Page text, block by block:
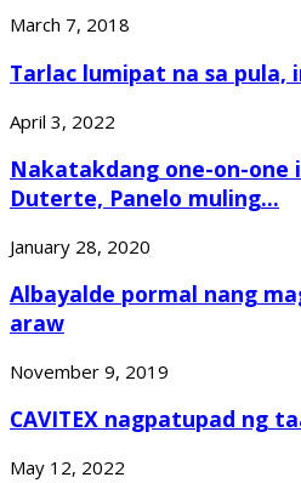
March 7, 2018
Tarlac lumipat na sa pula,
April 3, 2022
Nakatakdang one-on-one
Duterte, Panelo muling...
January 28, 2020
Albayalde pormal nang
araw
November 9, 2019
CAVITEX nagpatupad ng
May 12, 2022